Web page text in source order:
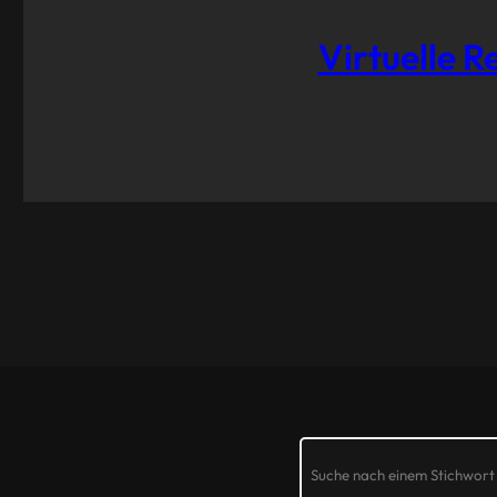
Virtuelle